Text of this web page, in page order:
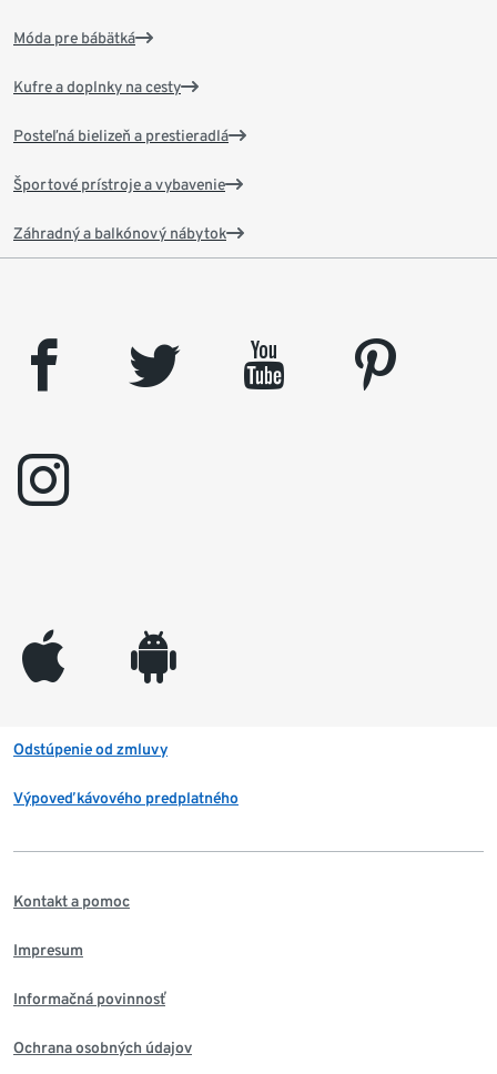
Móda pre bábätká
Kufre a doplnky na cesty
Posteľná bielizeň a prestieradlá
Športové prístroje a vybavenie
Záhradný a balkónový nábytok
facebook twitter youtube
pinterest
instagram
appleinc android
Odstúpenie od zmluvy
Výpoveď kávového predplatného
Kontakt a pomoc
Impresum
Informačná povinnosť
Ochrana osobných údajov